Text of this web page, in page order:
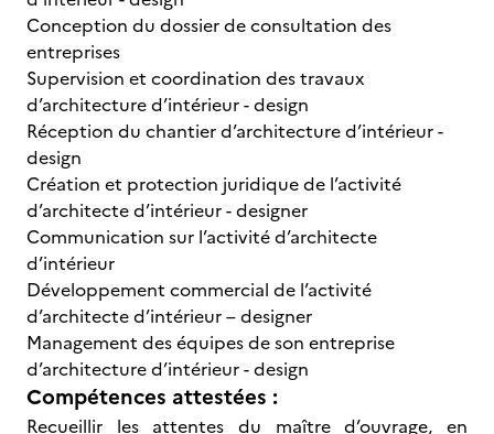
Conception du dossier de consultation des
entreprises
Supervision et coordination des travaux
d’architecture d’intérieur - design
Réception du chantier d’architecture d’intérieur -
design
Création et protection juridique de l’activité
d’architecte d’intérieur - designer
Communication sur l’activité d’architecte
d’intérieur
Développement commercial de l’activité
d’architecte d’intérieur – designer
Management des équipes de son entreprise
d’architecture d’intérieur - design
Compétences attestées :
Recueillir les attentes du maître d’ouvrage, en